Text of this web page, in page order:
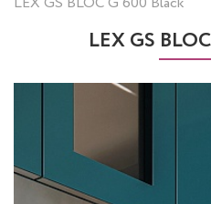
LEX GS